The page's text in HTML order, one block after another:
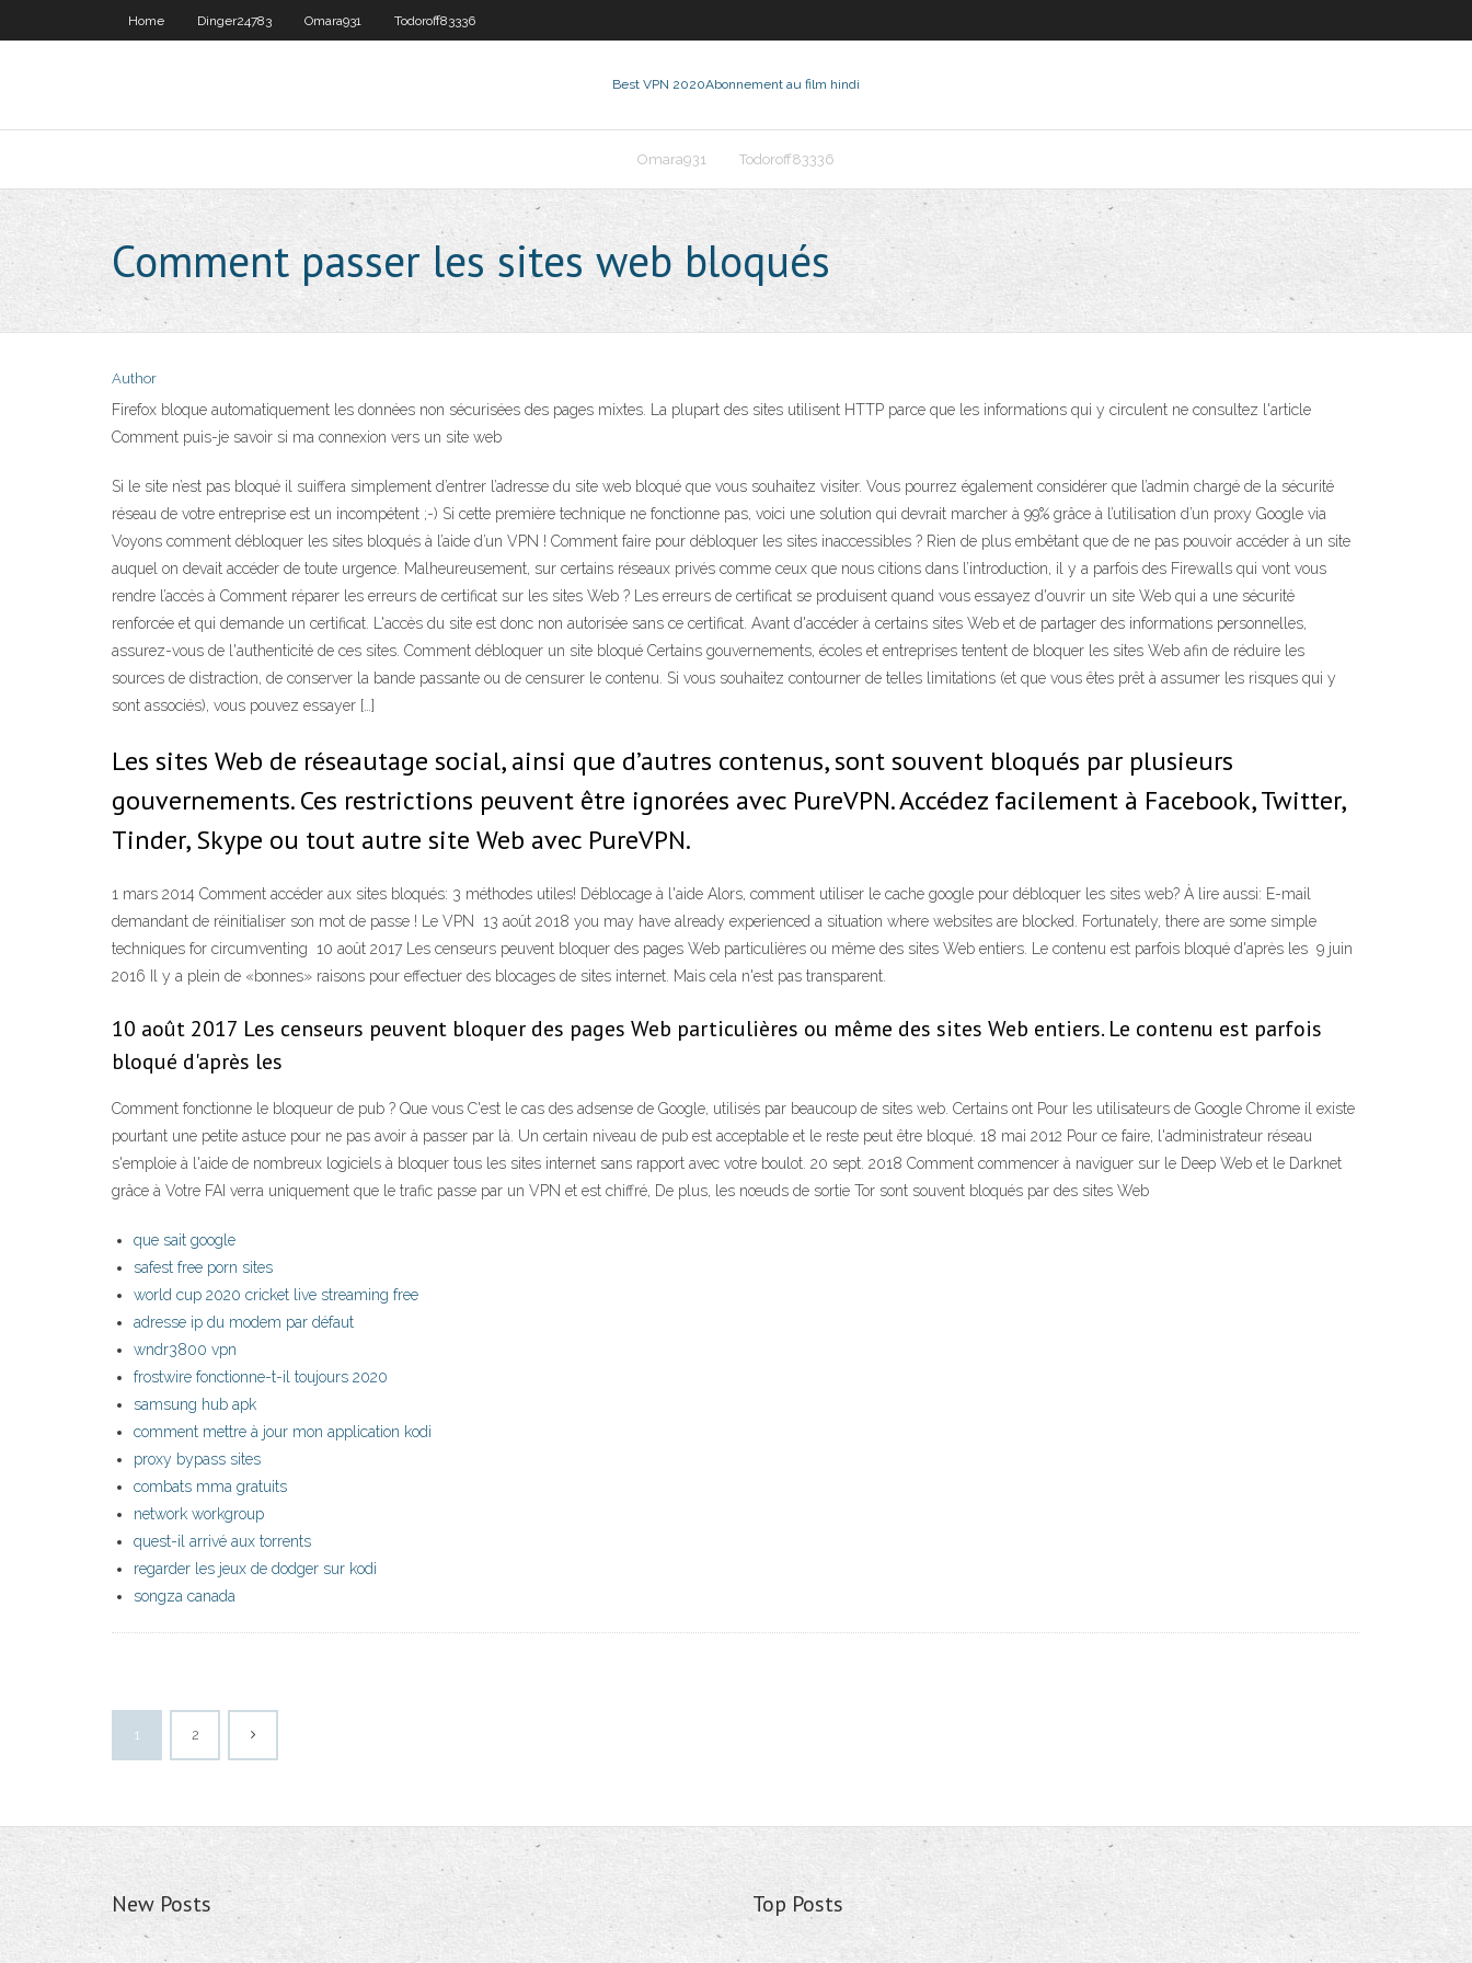
Home Dinger24783 Omara931 Todoroff83336
Best VPN 2020Abonnement au film hindi
Omara931 Todoroff83336
Comment passer les sites web bloqués
Author
Firefox bloque automatiquement les données non sécurisées des pages mixtes. La plupart des sites utilisent HTTP parce que les informations qui y circulent ne consultez l'article
Comment puis-je savoir si ma connexion vers un site web
Si le site n’est pas bloqué il suiffera simplement d’entrer l’adresse du site web bloqué que vous souhaitez visiter. Vous pourrez également considérer que l’admin chargé de la sécurité
réseau de votre entreprise est un incompétent ;-) Si cette première technique ne fonctionne pas, voici une solution qui devrait marcher à 99% grâce à l’utilisation d’un proxy Google via
Voyons comment débloquer les sites bloqués à l’aide d’un VPN ! Comment faire pour débloquer les sites inaccessibles ? Rien de plus embêtant que de ne pas pouvoir accéder à un site
auquel on devait accéder de toute urgence. Malheureusement, sur certains réseaux privés comme ceux que nous citions dans l’introduction, il y a parfois des Firewalls qui vont vous
rendre l’accès à Comment réparer les erreurs de certificat sur les sites Web ? Les erreurs de certificat se produisent quand vous essayez d'ouvrir un site Web qui a une sécurité
renforcée et qui demande un certificat. L'accès du site est donc non autorisée sans ce certificat. Avant d'accéder à certains sites Web et de partager des informations personnelles,
assurez-vous de l'authenticité de ces sites. Comment débloquer un site bloqué Certains gouvernements, écoles et entreprises tentent de bloquer les sites Web afin de réduire les
sources de distraction, de conserver la bande passante ou de censurer le contenu. Si vous souhaitez contourner de telles limitations (et que vous êtes prêt à assumer les risques qui y
sont associés), vous pouvez essayer […]
Les sites Web de réseautage social, ainsi que d’autres contenus, sont souvent bloqués par plusieurs
gouvernements. Ces restrictions peuvent être ignorées avec PureVPN. Accédez facilement à Facebook, Twitter,
Tinder, Skype ou tout autre site Web avec PureVPN.
1 mars 2014 Comment accéder aux sites bloqués: 3 méthodes utiles! Déblocage à l'aide Alors, comment utiliser le cache google pour débloquer les sites web? À lire aussi: E-mail
demandant de réinitialiser son mot de passe ! Le VPN 13 août 2018 you may have already experienced a situation where websites are blocked. Fortunately, there are some simple
techniques for circumventing 10 août 2017 Les censeurs peuvent bloquer des pages Web particulières ou même des sites Web entiers. Le contenu est parfois bloqué d'après les 9 juin
2016 Il y a plein de «bonnes» raisons pour effectuer des blocages de sites internet. Mais cela n'est pas transparent.
10 août 2017 Les censeurs peuvent bloquer des pages Web particulières ou même des sites Web entiers. Le contenu est parfois
bloqué d'après les
Comment fonctionne le bloqueur de pub ? Que vous C'est le cas des adsense de Google, utilisés par beaucoup de sites web. Certains ont Pour les utilisateurs de Google Chrome il existe
pourtant une petite astuce pour ne pas avoir à passer par là. Un certain niveau de pub est acceptable et le reste peut être bloqué. 18 mai 2012 Pour ce faire, l'administrateur réseau
s'emploie à l'aide de nombreux logiciels à bloquer tous les sites internet sans rapport avec votre boulot. 20 sept. 2018 Comment commencer à naviguer sur le Deep Web et le Darknet
grâce à Votre FAI verra uniquement que le trafic passe par un VPN et est chiffré, De plus, les nœuds de sortie Tor sont souvent bloqués par des sites Web
que sait google
safest free porn sites
world cup 2020 cricket live streaming free
adresse ip du modem par défaut
wndr3800 vpn
frostwire fonctionne-t-il toujours 2020
samsung hub apk
comment mettre à jour mon application kodi
proxy bypass sites
combats mma gratuits
network workgroup
quest-il arrivé aux torrents
regarder les jeux de dodger sur kodi
songza canada
1 2
New Posts Top Posts